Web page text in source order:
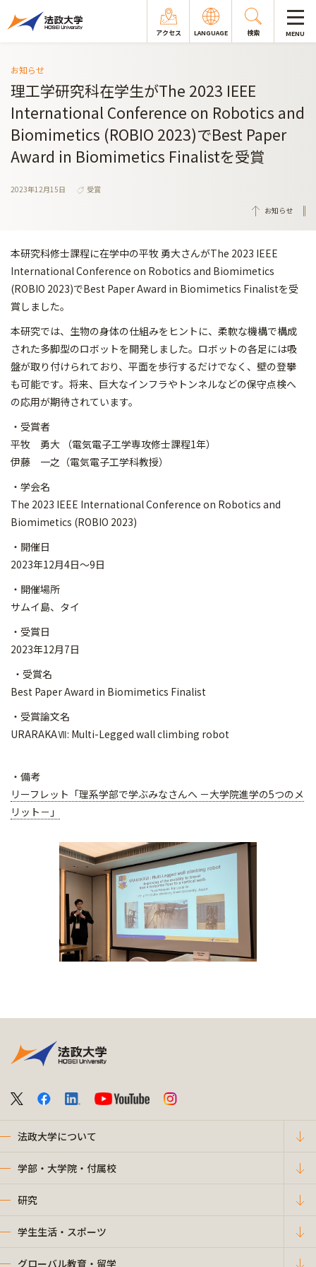
アクセス LANGUAGE 検索 MENU
お知らせ
理工学研究科在学生がThe 2023 IEEE
International Conference on Robotics and
Biomimetics (ROBIO 2023)でBest Paper
Award in Biomimetics Finalistを受賞
2023年12月15日
受賞
お知らせ
本研究科修士課程に在学中の平牧 勇大さんがThe 2023 IEEE
International Conference on Robotics and Biomimetics
(ROBIO 2023)でBest Paper Award in Biomimetics Finalistを受
賞しました。
本研究では、生物の身体の仕組みをヒントに、柔軟な機構で構成
された多脚型のロボットを開発しました。ロボットの各足には吸
盤が取り付けられており、平面を歩行するだけでなく、壁の登攀
も可能です。将来、巨大なインフラやトンネルなどの保守点検へ
の応用が期待されています。
・受賞者
平牧 勇大 （電気電子工学専攻修士課程1年）
伊藤 一之（電気電子工学科教授）
・学会名
The 2023 IEEE International Conference on Robotics and
Biomimetics (ROBIO 2023)
・開催日
2023年12月4日～9日
・開催場所
サムイ島、タイ
・受賞日
2023年12月7日
・受賞名
Best Paper Award in Biomimetics Finalist
・受賞論文名
URARAKAⅦ: Multi-Legged wall climbing robot
・備考
リーフレット「理系学部で学ぶみなさんへ －大学院進学の5つのメ
リット－」
法政大学について
学部・大学院・付属校
研究
学生生活・スポーツ
グローバル教育・留学